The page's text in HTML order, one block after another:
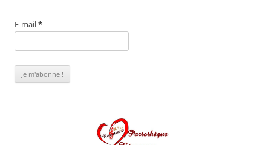
E-mail*